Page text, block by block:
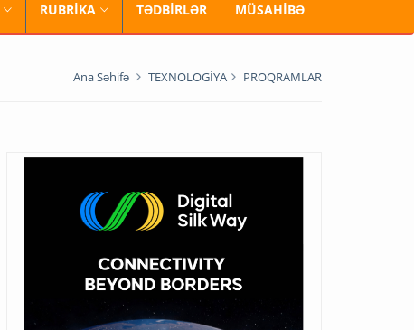
RUBRİKA TƏDBİRLƏR MÜSAHİBƏ
Ana Səhifə TEXNOLOGİYA PROQRAMLAR